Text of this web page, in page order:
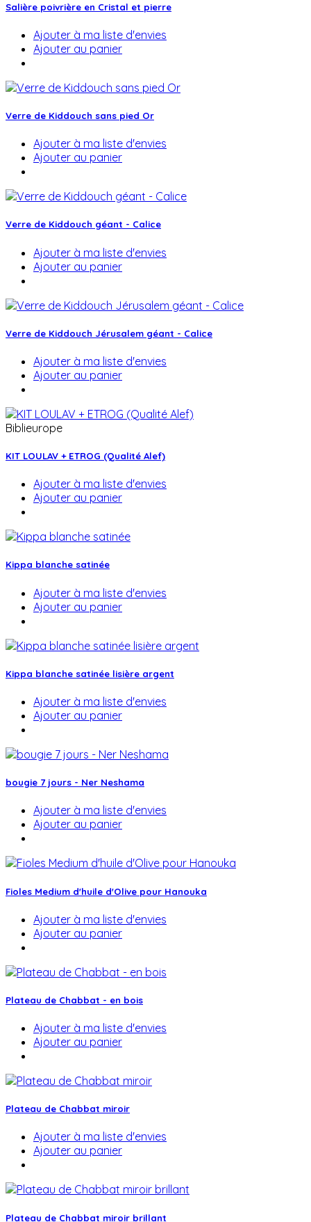
Salière poivrière en Cristal et pierre
Ajouter à ma liste d'envies
Ajouter au panier
Verre de Kiddouch sans pied Or
Ajouter à ma liste d'envies
Ajouter au panier
Verre de Kiddouch géant - Calice
Ajouter à ma liste d'envies
Ajouter au panier
Verre de Kiddouch Jérusalem géant - Calice
Ajouter à ma liste d'envies
Ajouter au panier
Biblieurope
KIT LOULAV + ETROG (Qualité Alef)
Ajouter à ma liste d'envies
Ajouter au panier
Kippa blanche satinée
Ajouter à ma liste d'envies
Ajouter au panier
Kippa blanche satinée lisière argent
Ajouter à ma liste d'envies
Ajouter au panier
bougie 7 jours - Ner Neshama
Ajouter à ma liste d'envies
Ajouter au panier
Fioles Medium d'huile d'Olive pour Hanouka
Ajouter à ma liste d'envies
Ajouter au panier
Plateau de Chabbat - en bois
Ajouter à ma liste d'envies
Ajouter au panier
Plateau de Chabbat miroir
Ajouter à ma liste d'envies
Ajouter au panier
Plateau de Chabbat miroir brillant